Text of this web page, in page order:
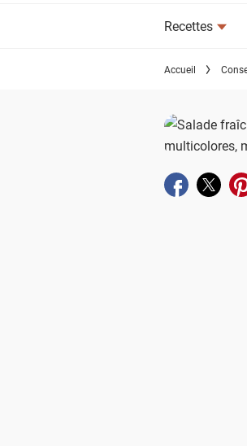
Recettes
Accueil
Partager sur